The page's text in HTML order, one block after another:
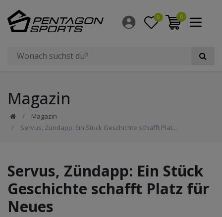
0 0
Magazin
Magazin
Servus, Zündapp: Ein Stück Geschichte schafft Plat...
Servus, Zündapp: Ein Stück
Geschichte schafft Platz für
Neues